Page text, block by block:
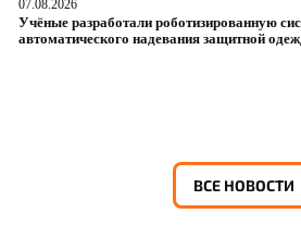
07.08.2026
Учёные разработали роботизированную
автоматического надевания защитной
ВСЕ НОВОСТИ